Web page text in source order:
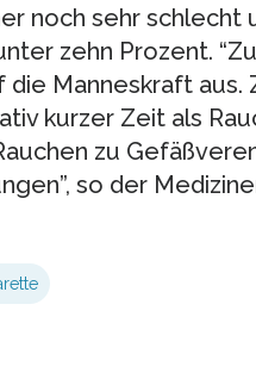
noch sehr schlecht
zehn Prozent.
Manneskraft aus.
kurzer Zeit als
zu
so der